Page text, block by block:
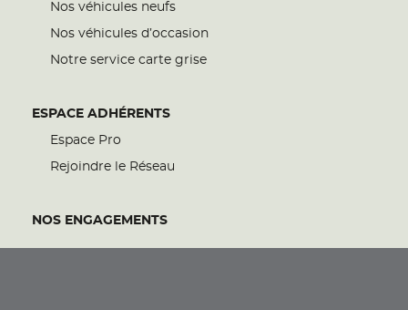
Nos véhicules neufs
Nos véhicules d’occasion
Notre service carte grise
ESPACE ADHÉRENTS
Espace Pro
Rejoindre le Réseau
NOS ENGAGEMENTS